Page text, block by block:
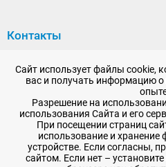
Контакты
192148, г. Санкт-Петербург,
дом 36
+7 (812) 565-06-52
Время работы: пн-пт, 10:00 -
E-mail:sale@radioelementy.ru
Сайт использует файлы cookie,
вас и получать информацию
Разрешение на
использования Сайта и его
При посещении страниц
использование и
устройстве. Если согласны,
сайтом. Если нет –